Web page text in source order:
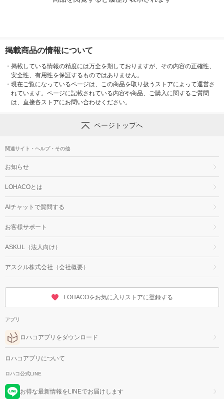
掲載商品の情報について
・ 掲載している情報の精度には万全を期しておりますが、その内容の正確性、
安全性、有用性を保証するものではありません。
・ 現在ご覧になっているページは、この商品を取り扱うストアによって運営さ
れています。ページに記載されている内容や商品、ご購入に関するご質問
は、直接各ストアにお問い合わせください。
ページトップへ
関連サイト・ヘルプ・その他
お知らせ
LOHACOとは
AIチャットで質問する
お客様サポート
ASKUL（法人向け）
アスクル株式会社（会社概要）
LOHACOをお気に入りストアに登録する
アプリ
ロハコアプリをダウンロード
ロハコアプリについて
ロハコ公式LINE
お得な最新情報をLINEでお届けします